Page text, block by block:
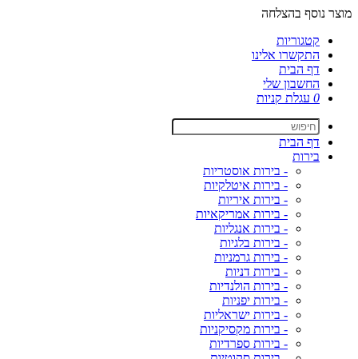
מוצר נוסף בהצלחה
קטגוריות
התקשרו אלינו
דף הבית
החשבון שלי
0 עגלת קניות
דף הבית
בירות
- בירות אוסטריות
- בירות איטלקיות
- בירות איריות
- בירות אמריקאיות
- בירות אנגליות
- בירות בלגיות
- בירות גרמניות
- בירות דניות
- בירות הולנדיות
- בירות יפניות
- בירות ישראליות
- בירות מקסיקניות
- בירות ספרדיות